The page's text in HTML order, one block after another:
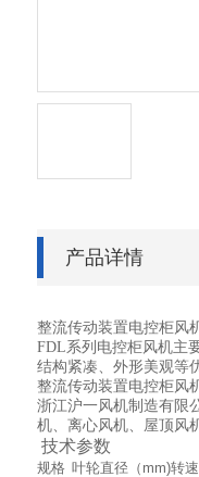
产品详情
整流传动装置电控柜风
FDL系列电控柜风机主
结构紧凑、外形美观等
整流传动装置电控柜风
浙江沪一风机制造有限
机、离心风机、屋顶风
技术参数
规格 叶轮直径（mm)转